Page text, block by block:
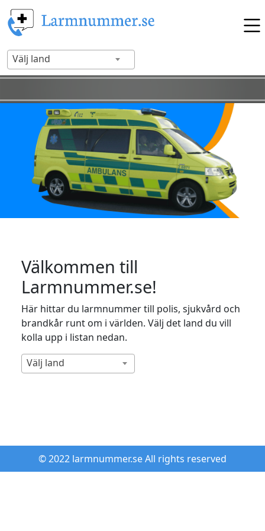
Välj land
Välkommen till
Larmnummer.se!
Här hittar du larmnummer till polis, sjukvård och
brandkår runt om i världen. Välj det land du vill
kolla upp i listan nedan.
Välj land
© 2022 larmnummer.se All rights reserved